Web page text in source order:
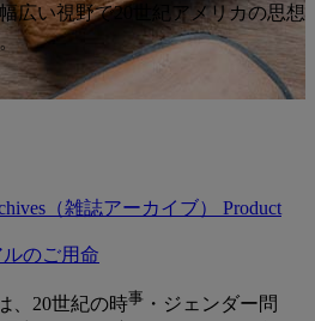
広い視野で20世紀アメリカの思想
（雑誌アーカイブ）
Product
ルのご用命
、20世紀の時事 ・ジェンダー問